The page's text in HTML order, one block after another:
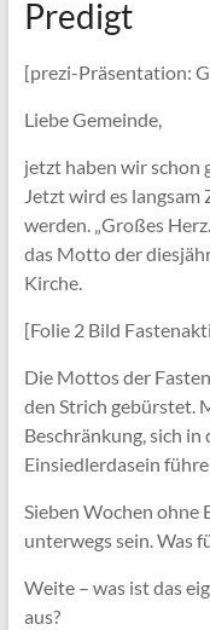
Predigt
[prezi-Präsentation:
Liebe Gemeinde,
jetzt haben wir schon
Jetzt wird es langsam
werden. „Großes
das Motto der
Kirche.
[Folie 2 Bild
Die Mottos der
den Strich gebürstet.
Beschränkung, sich
Einsiedlerdasein
Sieben Wochen ohne
unterwegs sein. Was
Weite – was ist das
aus?